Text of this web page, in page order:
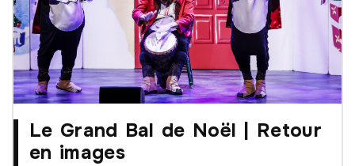
Le Grand Bal de Noël | Retour
en images